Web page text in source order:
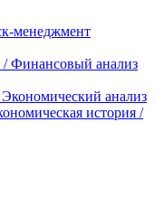
менеджмент
Финансовый анализ
анализ
история /